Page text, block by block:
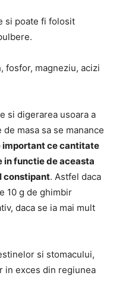
si poate fi folosit
fosfor, magneziu, acizi
si digerarea usoara a
masa sa se manance
important ce cantitate
in functie de aceasta
constipant. Astfel daca
10 g de ghimbir
daca se ia mai mult
si stomacului,
in exces din regiunea